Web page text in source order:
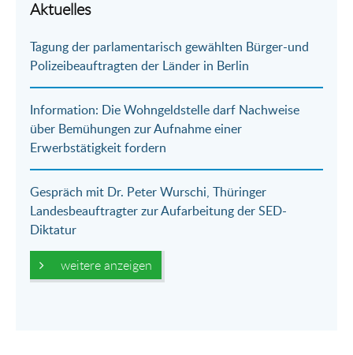
Mail
Aktuelles
Tagung der parlamentarisch gewählten Bürger-und
Polizeibeauftragten der Länder in Berlin
Information: Die Wohngeldstelle darf Nachweise
über Bemühungen zur Aufnahme einer
Erwerbstätigkeit fordern
Gespräch mit Dr. Peter Wurschi, Thüringer
Landesbeauftragter zur Aufarbeitung der SED-
Diktatur
weitere anzeigen